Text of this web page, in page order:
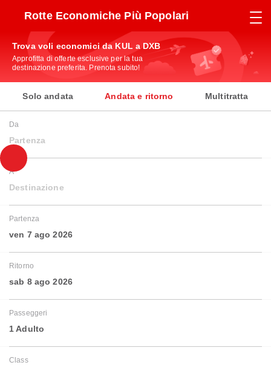
Rotte Economiche Più Popolari
Trova voli economici da KUL a DXB
Approfitta di offerte esclusive per la tua
destinazione preferita. Prenota subito!
Solo andata Andata e ritorno Multitratta
Da
Partenza
A
Destinazione
Partenza
ven 7 ago 2026
Ritorno
sab 8 ago 2026
Passeggeri
1 Adulto
Class